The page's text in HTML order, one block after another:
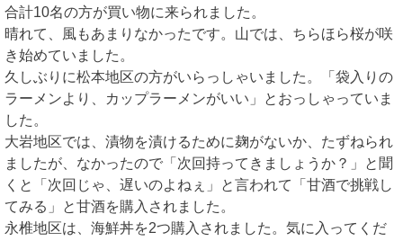
合計10名の方が買い物に来られました。
晴れて、風もあまりなかったです。山では、ちらほら桜が咲
き始めていました。
久しぶりに松本地区の方がいらっしゃいました。「袋入りの
ラーメンより、カップラーメンがいい」とおっしゃっていま
した。
大岩地区では、漬物を漬けるために麹がないか、たずねられ
ましたが、なかったので「次回持ってきましょうか？」と聞
くと「次回じゃ、遅いのよねぇ」と言われて「甘酒で挑戦し
てみる」と甘酒を購入されました。
永椎地区は、海鮮丼を2つ購入されました。気に入ってくだ